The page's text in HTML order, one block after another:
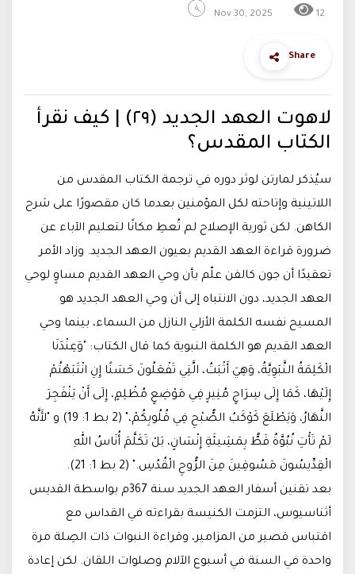
Nov 30, 2025 12
Share
لاهوت العهد الجديد (٢٩) | كيف نقرأ
الكتاب المقدس؟
سيُذكر لمارتن لوثر دوره في ترجمة الكتاب المقدس من
اللاتينية وإتاحته لكل المؤمنين بعدما كان مقصورًا على شرح
الكاهن. لكن ثورية الإصلاح لم تُعطِ مكانًا لتعليم الآباء عن
ضرورة قراءة العهد القديم بعيون العهد الجديد. وزاد الأمر
تعقيدًا أن جون كالفن علّم بأن وحي العهد القديم مساوٍ لوحي
العهد الجديد، دون الانتباه إلى أن وحي العهد الجديد هو
المسيح نفسه الكلمة الأزلي النازل من السماء، بينما وحي
العهد القديم هو الكلمة النبوية كما قال الكتاب: "وَعِنْدَنَا
الْكَلِمَةُ النَّبَوِيَّةُ، وَهِيَ أَثْبَتُ، الَّتِي تَفْعَلُونَ حَسَنًا إِنِ انْتَبَهْتُمْ
إِلَيْهَا، كَمَا إِلَى سِرَاجٍ مُنِيرٍ فِي مَوْضِعٍ مُظْلِمٍ، إِلَى أَنْ يَنْفَجِرَ
النَّهَارُ، وَيَطْلَعَ كَوْكَبُ الصُّبْحِ فِي قُلُوبِكُمْ،" (2 بط 1: 19) و "لأَنَّهُ
لَمْ تَأْتِ نُبُوَّةٌ قَطُّ بِمَشِيئَةِ إِنْسَانٍ، بَلْ تَكَلَّمَ أُنَاسُ اللهِ
الْقِدِّيسُونَ مَسُوقِينَ مِنَ الرُّوحِ الْقُدُسِ." (2 بط 1: 21).
بعد تقنين أسفار العهد الجديد سنة 367م بواسطة القديس
أثناسيوس، التزمت الكنيسة بقراءته في القداس مع
اقتباس قصير من المزامير، وقراءة النبوات ذات الصِلة مرة
واحدة في السنة في أسبوع الآلام وصلوات اللقان. لكن إعادة